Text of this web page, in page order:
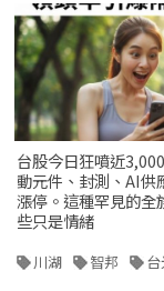
台股今日狂噴近
動元件、封測、AI供
漲停。這種罕見的全
些只是情緒
川湖 智邦